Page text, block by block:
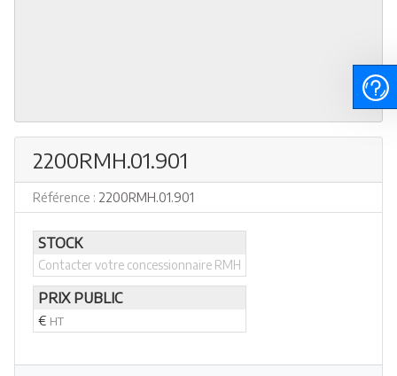
2200RMH.01.901
Référence : 2200RMH.01.901
STOCK
Contacter votre concessionnaire RMH
PRIX PUBLIC
€ HT